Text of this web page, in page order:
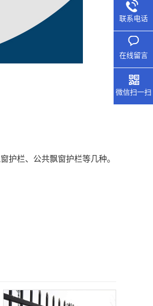
栏、公共飘窗护栏等几种。
联系电话
在线留言
微信扫一扫